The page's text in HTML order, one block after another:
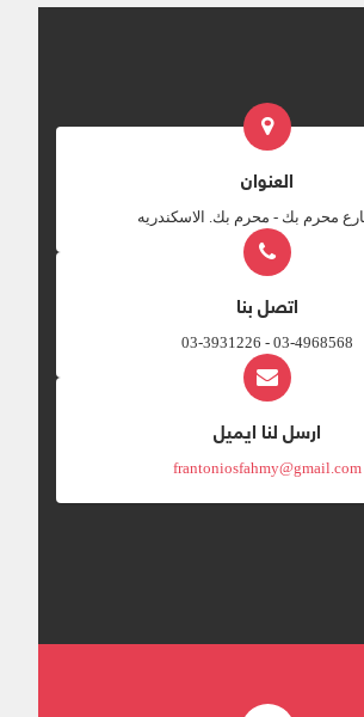
العنوان
اتصل بنا
03-4968568 - 03-3931226
ارسل لنا ايميل
frantoniosfahmy@gmail.com